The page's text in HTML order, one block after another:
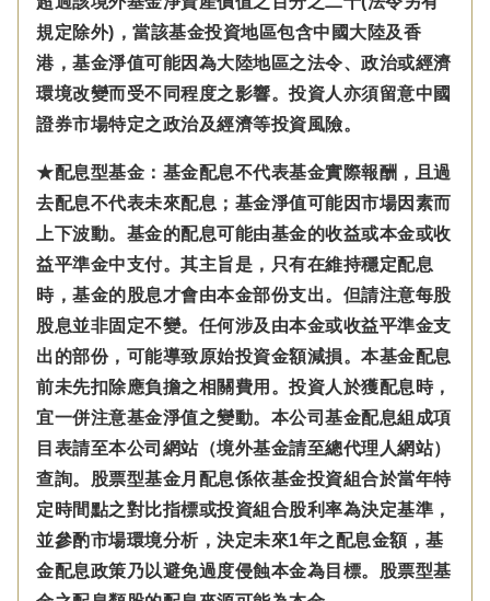
規定除外)， 當該基金投資地區包含中國大陸及香
港，基金淨值可能因為大陸地區之法令、政治或經濟
環境改變而受不同程度之影響。 投資人亦須留意中國
證券市場特定之政治及經濟等投資風險。
★配息型基金：基金配息不代表基金實際報酬，且過
去配息不代表未來配息；基金淨值可能因市場因素而
上下波動。基金的配息可能由基金的收益或本金或收
益平準金中支付。 其主旨是，只有在維持穩定配息
時，基金的股息才會由本金部份支出。但請注意每股
股息並非固定不變。 任何涉及由本金或收益平準金支
出的部份，可能導致原始投資金額減損。本基金配息
前未先扣除應負擔之相關費用。投資人於獲配息時，
宜一併注意基金淨值之變動。本公司基金配息組成項
目表請至本公司網站（境外基金請至總代理人網站）
查詢。股票型基金月配息係依基金投資組合於當年特
定時間點之對比指標或投資組合股利率為決定基準，
並參酌市場環境分析，決定未來1年之配息金額，基
金配息政策乃以避免過度侵蝕本金為目標。股票型基